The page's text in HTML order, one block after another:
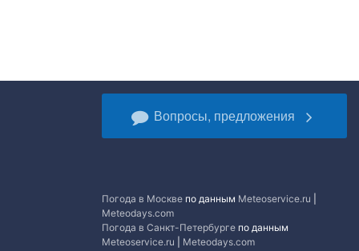
Вопросы, предложения
Погода в Москве по данным Meteoservice.ru
Meteodays.com
Погода в Санкт-Петербурге по данным
Meteoservice.ru
Meteodays.com